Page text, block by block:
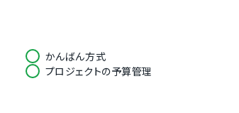
かんばん方式
プロジェクトの予算管理